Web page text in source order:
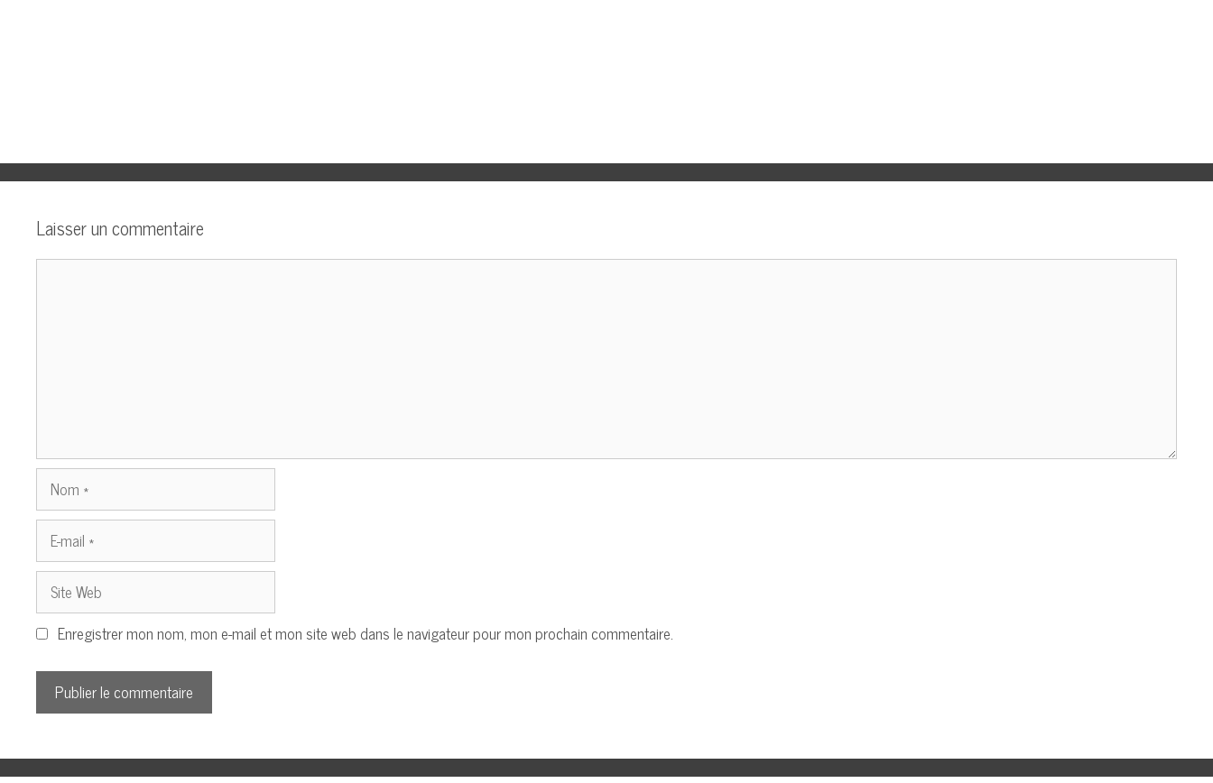
Laisser un commentaire
Commentaire
Nom
E-
mail
Site
Web
Enregistrer mon nom, mon e-mail et mon site web dans le navigateur pour mon prochain commentaire.